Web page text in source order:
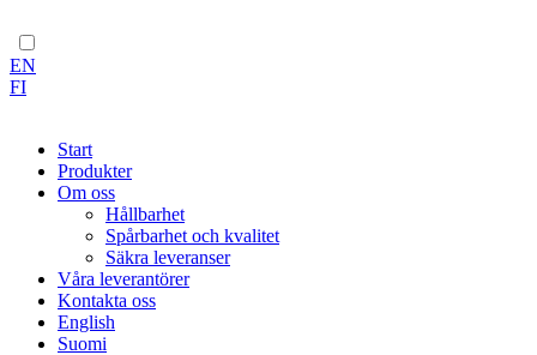
EN
FI
Start
Produkter
Om oss
Hållbarhet
Spårbarhet och kvalitet
Säkra leveranser
Våra leverantörer
Kontakta oss
English
Suomi